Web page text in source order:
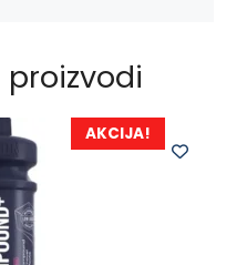
AKCIJA!